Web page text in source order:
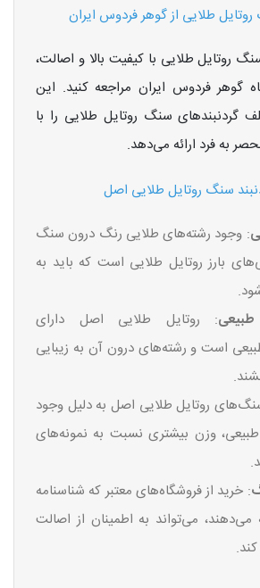
طلایی از گوهر فردوس ایران
روتایل طلایی با کیفیت بالا و اصالت،
گوهر فردوس ایران مراجعه کنید. این
گردنبندهای سنگ روتایل طلایی را با
به فرد ارائه می‌دهد.
سنگ روتایل طلایی اصل
: وجود رشته‌های طلایی رنگ درون سنگ
بارز روتایل طلایی است که باید به
: روتایل طلایی اصل دارای
است و رشته‌های درون آن به زیبایی
روتایل طلایی اصل به دلیل وجود
وزن بیشتری نسبت به نمونه‌های
: خرید از فروشگاه‌های معتبر که شناسنامه
می‌دهند، می‌تواند به اطمینان از اصالت